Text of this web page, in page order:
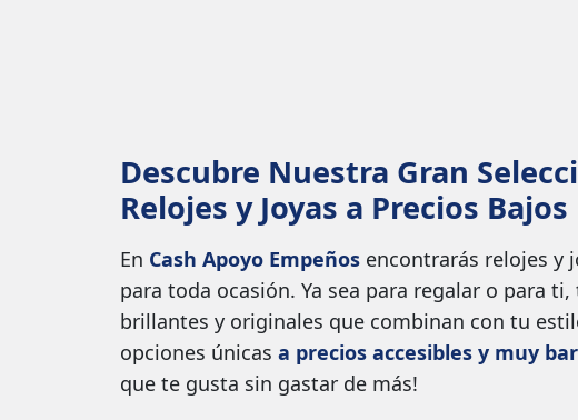
Descubre Nuestra Gran
Relojes y Joyas a Precios Bajos
En Cash Apoyo Empeños encontrarás relojes y
para toda ocasión. Ya sea para regalar o para
brillantes y originales que combinan con tu
opciones únicas a precios accesibles y muy
que te gusta sin gastar de más!